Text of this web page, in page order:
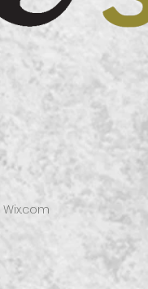
Wix.com